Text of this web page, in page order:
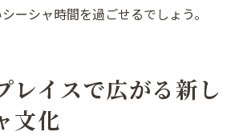
ーシャ時間を過ごせるでしょう。
レイスで広がる新し
文化